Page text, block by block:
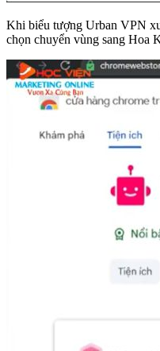
Khi biểu tượng Urban VPN
chọn chuyển vùng sang Hoa